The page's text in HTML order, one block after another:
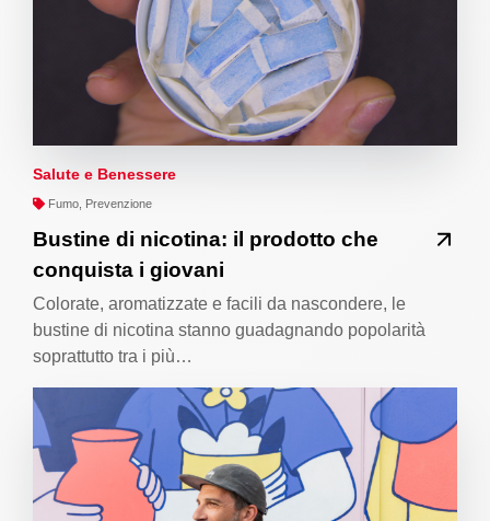
Salute e Benessere
Fumo, Prevenzione
Bustine di nicotina: il prodotto che
conquista i giovani
Colorate, aromatizzate e facili da nascondere, le
bustine di nicotina stanno guadagnando popolarità
soprattutto tra i più…